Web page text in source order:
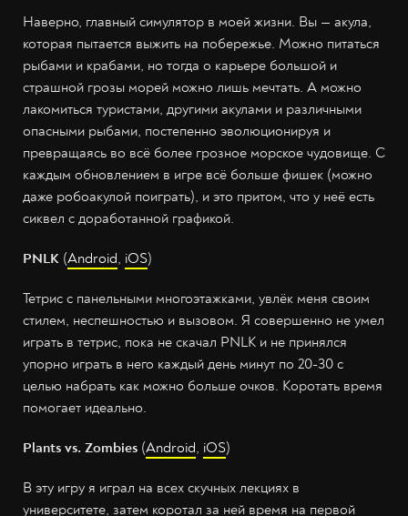
Наверно, главный симулятор в моей жизни. Вы — акула,
которая пытается выжить на побережье. Можно питаться
рыбами и крабами, но тогда о карьере большой и
страшной грозы морей можно лишь мечтать. А можно
лакомиться туристами, другими акулами и различными
опасными рыбами, постепенно эволюционируя и
превращаясь во всё более грозное морское чудовище. С
каждым обновлением в игре всё больше фишек (можно
даже робоакулой поиграть), и это притом, что у неё есть
сиквел с доработанной графикой.
PNLK (Android, iOS)
Тетрис с панельными многоэтажками, увлёк меня своим
стилем, неспешностью и вызовом. Я совершенно не умел
играть в тетрис, пока не скачал PNLK и не принялся
упорно играть в него каждый день минут по 20-30 с
целью набрать как можно больше очков. Коротать время
помогает идеально.
Plants vs. Zombies (Android, iOS)
В эту игру я играл на всех скучных лекциях в
университете, затем коротал за ней время на первой